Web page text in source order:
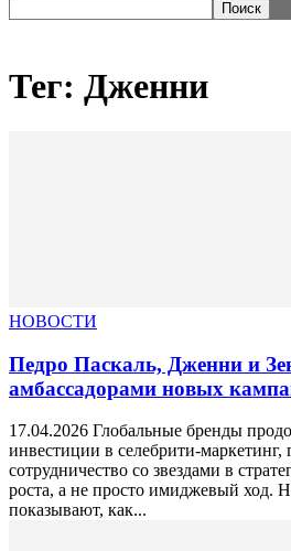
Тег: Дженни
НОВОСТИ
Педро Паскаль, Дженни и
амбассадорами новых
17.04.2026 Глобальные бренды
инвестиции в селебрити-маркетинг,
сотрудничество со звездами в
роста, а не просто имиджевый ход.
показывают, как...